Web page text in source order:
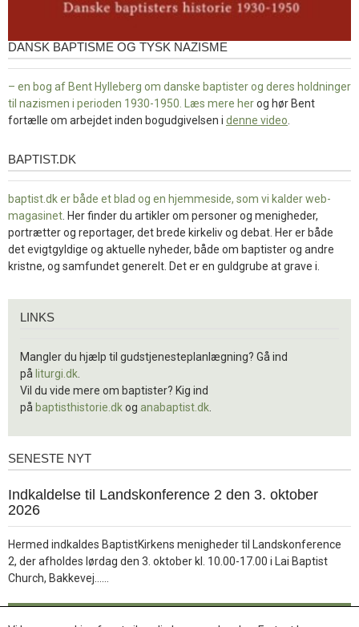
DANSK BAPTISME OG TYSK NAZISME
– en bog af Bent Hylleberg om danske baptister og deres holdninger
til nazismen i perioden 1930-1950. Læs mere herog hør Bent
fortælle om arbejdet inden bogudgivelsen i denne video
baptist.dk
BAPTIST.DK
baptist.dk er både et blad og en hjemmeside, som vi kalder web-
magasinet . Her finder du artikler om personer og menigheder,
portrætter og reportager, det brede kirkeliv og debat. Her er både
det evigtgyldige og aktuelle nyheder, både om baptister og andre
kristne, og samfundet generelt. Det er en guldgrube at grave i.
LINKS
Mangler du hjælp til gudstjenesteplanlægning? Gå ind
på liturgi.dk
Vil du vide mere om baptister? Kig ind
på baptisthistorie.dkog anabaptist.dk
Seneste
SENESTE NYT
1.
jul.
Indkaldelse til Landskonference 2 den 3. oktober
2026
Hermed indkaldes BaptistKirkens menigheder til Landskonference
2, der afholdes lørdag den 3. oktober kl. 10.00-17.00 i Lai Baptist
Church, Bakkevej……
Læs mere